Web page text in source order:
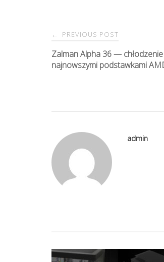
P
o
n
a
g
← PREVIOUS POST
Zalman Alpha 36 —
najnowszymi podstawkami
admin